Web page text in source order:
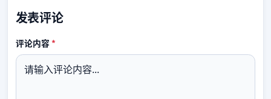
发表评论
评论内容*必填